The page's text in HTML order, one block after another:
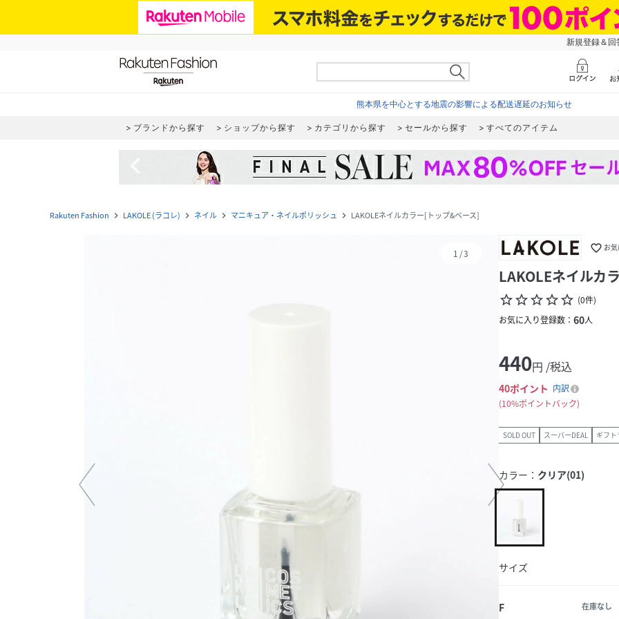
新規登録＆
熊本県を中心とする地震の影響による配送遅延のお知らせ
ブランドから探す ショップから探す カテゴリから探す セールから探す すべてのアイテム
Rakuten Fashion navigate_next LAKOLE (ラコレ) navigate_next ネイル navigate_next マニキュア・ネイルポリッシュ navigate_next LAKOLEネイルカラー[トップ&ベース]
1 /3 favorite_border お
LAKOLEネイルカ
star_borderstar_borderstar_borderstar_borderstar_border (0件)
お気に入り登録数： 60人
440円 /税込
40ポイント 内訳
10%ポイントバック
SOLD OUT スーパーDEAL ギフ
カラー： クリア(01)
サイズ
F 在庫なし